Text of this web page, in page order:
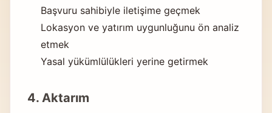
Başvuru sahibiyle iletişime geçmek
Lokasyon ve yatırım uygunluğunu ön analiz
etmek
Yasal yükümlülükleri yerine getirmek
4. Aktarım